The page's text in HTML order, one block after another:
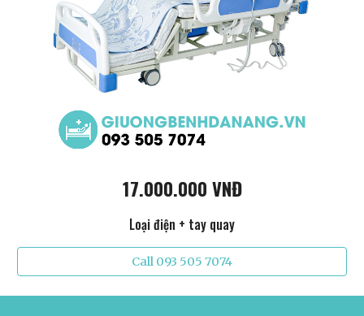
17.000.000 VNĐ
Loại điện + tay quay
Call 093 505 7074